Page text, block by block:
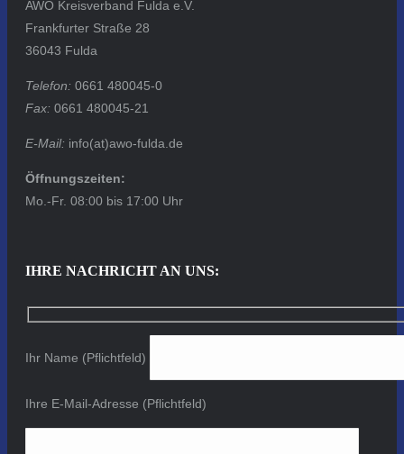
AWO Kreisverband Fulda e.V.
Frankfurter Straße 28
36043 Fulda
Telefon: 0661 480045-0
Fax: 0661 480045-21
E-Mail: info(at)awo-fulda.de
Öffnungszeiten:
Mo.-Fr. 08:00 bis 17:00 Uhr
IHRE NACHRICHT AN UNS:
Ihr Name (Pflichtfeld)
Ihre E-Mail-Adresse (Pflichtfeld)